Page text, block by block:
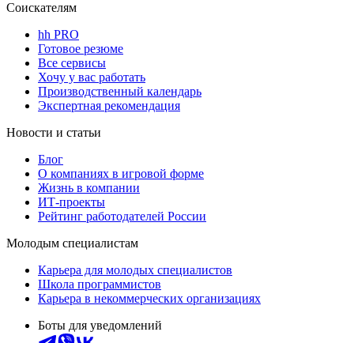
Соискателям
hh PRO
Готовое резюме
Все сервисы
Хочу у вас работать
Производственный календарь
Экспертная рекомендация
Новости и статьи
Блог
О компаниях в игровой форме
Жизнь в компании
ИТ-проекты
Рейтинг работодателей России
Молодым специалистам
Карьера для молодых специалистов
Школа программистов
Карьера в некоммерческих организациях
Боты для уведомлений